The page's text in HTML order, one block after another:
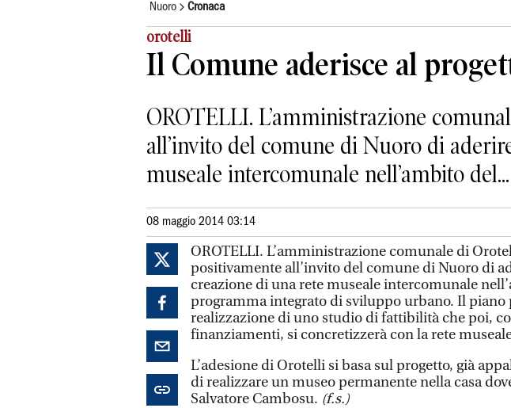
Nuoro Cronaca
orotelli
Il Comune aderisce al
OROTELLI. L’amministrazione
all’invito del comune di Nuoro di
museale intercomunale nell’ambito del...
08 maggio 2014 03:14
OROTELLI. L’amministrazione comunale di
positivamente all’invito del comune di Nuoro di
creazione di una rete museale intercomunale
programma integrato di sviluppo urbano. Il piano
realizzazione di uno studio di fattibilità che poi,
finanziamenti, si concretizzerà con la rete
L’adesione di Orotelli si basa sul progetto, già
di realizzare un museo permanente nella casa
Salvatore Cambosu. (f.s.)